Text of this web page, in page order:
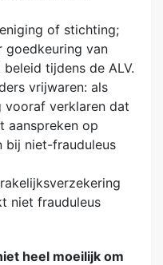
of stichting;
goedkeuring van
tijdens de ALV.
vrijwaren: als
verklaren dat
aanspreken op
bij niet-frauduleus
niet frauduleus
heel moeilijk om